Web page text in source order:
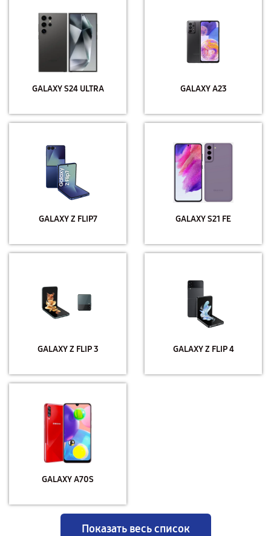
GALAXY S24 ULTRA GALAXY A23
GALAXY Z FLIP7 GALAXY S21 FE
GALAXY Z FLIP 3 GALAXY Z FLIP 4
GALAXY A70S
Показать весь список